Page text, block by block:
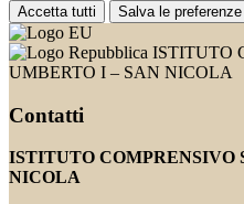
Accetta tutti Salva le preferenze
ISTITUTO
UMBERTO I – SAN NICOLA
Contatti
ISTITUTO COMPRENSIVO
NICOLA